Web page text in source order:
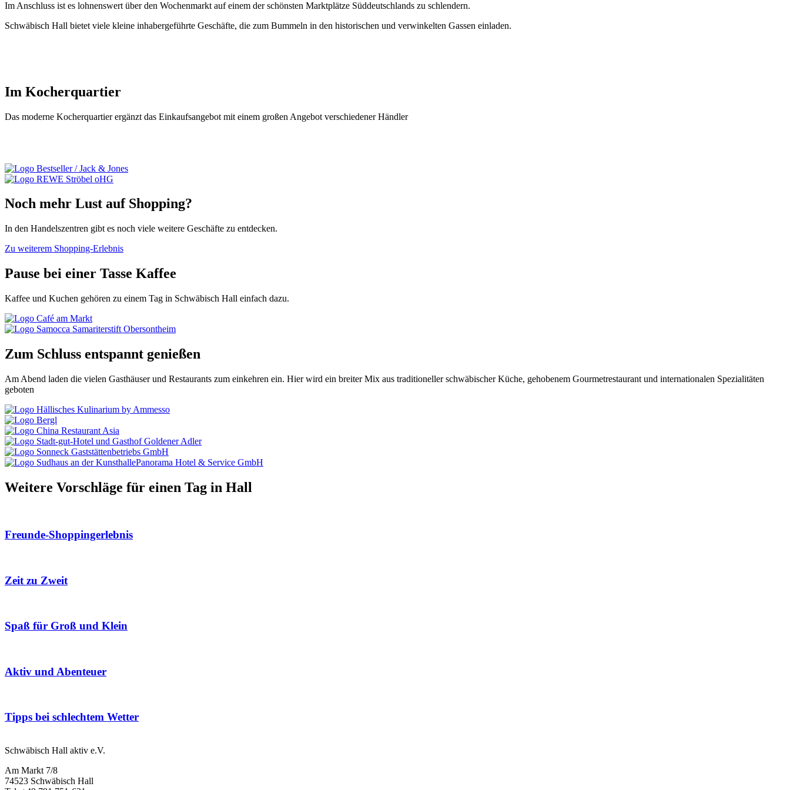
Im Anschluss ist es lohnenswert über den Wochenmarkt auf einem der schönsten Marktplätze Süddeutschlands zu schlendern.
Schwäbisch Hall bietet viele kleine inhabergeführte Geschäfte, die zum Bummeln in den historischen und verwinkelten Gassen einladen.
Im Kocherquartier
Das moderne Kocherquartier ergänzt das Einkaufsangebot mit einem großen Angebot verschiedener Händler
Noch mehr Lust auf Shopping?
In den Handelszentren gibt es noch viele weitere Geschäfte zu entdecken.
Zu weiterem Shopping-Erlebnis
Pause bei einer Tasse Kaffee
Kaffee und Kuchen gehören zu einem Tag in Schwäbisch Hall einfach dazu.
Zum Schluss entspannt genießen
Am Abend laden die vielen Gasthäuser und Restaurants zum einkehren ein. Hier wird ein breiter Mix aus traditioneller schwäbischer Küche, gehobenem Gourmetrestaurant und internationalen Spezialitäten
geboten
Weitere Vorschläge für einen Tag in Hall
Freunde-Shoppingerlebnis
Zeit zu Zweit
Spaß für Groß und Klein
Aktiv und Abenteuer
Tipps bei schlechtem Wetter
Schwäbisch Hall aktiv e.V.
Am Markt 7/8
74523 Schwäbisch Hall